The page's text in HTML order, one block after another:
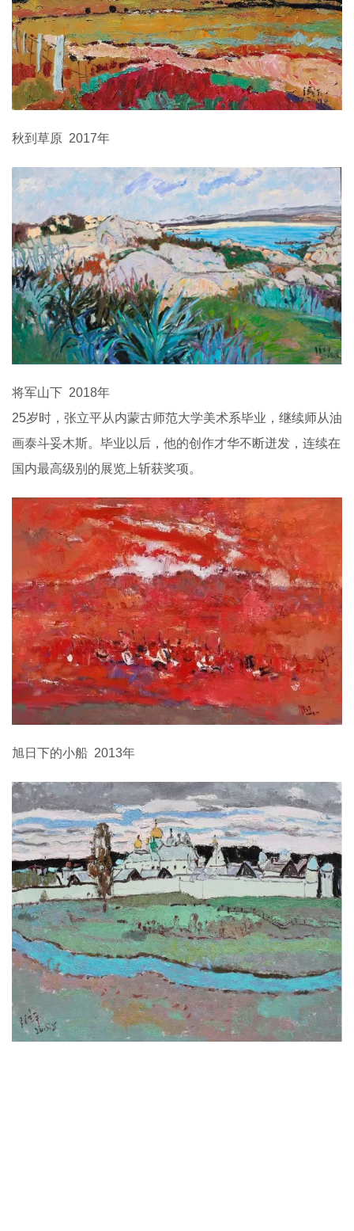
秋到草原 2017年
将军山下 2018年
25岁时，张立平从内蒙古师范大学美术系毕业，继续师从油
画泰斗妥木斯。毕业以后，他的创作才华不断迸发，连续在
国内最高级别的展览上斩获奖项。
旭日下的小船 2013年